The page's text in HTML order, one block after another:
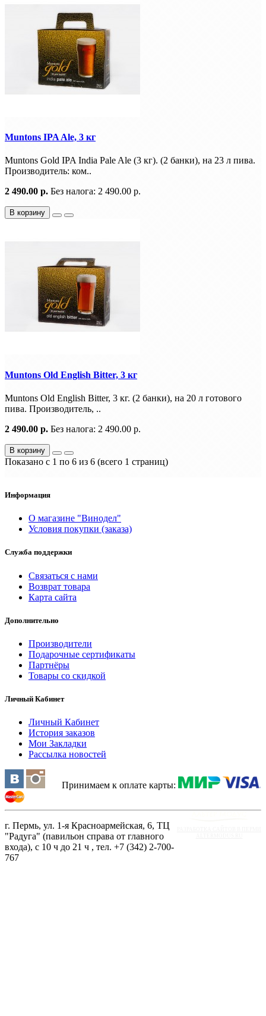
Muntons IPA Ale, 3 кг
Muntons Gold IPA India Pale Ale (3 кг). (2 банки), на 23 л пива.
Производитель: ком..
2 490.00 р. Без налога: 2 490.00 р.
В корзину
Muntons Old English Bitter, 3 кг
Muntons Old English Bitter, 3 кг. (2 банки), на 20 л готового
пива. Производитель, ..
2 490.00 р. Без налога: 2 490.00 р.
В корзину
Показано с 1 по 6 из 6 (всего 1 страниц)
Информация
О магазине "Винодел"
Условия покупки (заказа)
Служба поддержки
Связаться с нами
Возврат товара
Карта сайта
Дополнительно
Производители
Подарочные сертификаты
Партнёры
Товары со скидкой
Личный Кабинет
Личный Кабинет
История заказов
Мои Закладки
Рассылка новостей
Принимаем к оплате карты:
г. Пермь, ул. 1-я Красноармейская, 6, ТЦ
"Радуга" (павильон справа от главного
входа), с 10 ч до 21 ч , тел. +7 (342) 2-700-
767